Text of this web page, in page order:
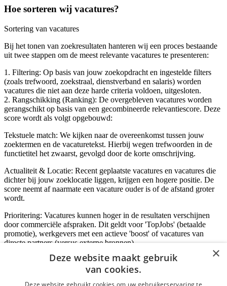
Hoe sorteren wij vacatures?
Sortering van vacatures
Bij het tonen van zoekresultaten hanteren wij een proces bestaande
uit twee stappen om de meest relevante vacatures te presenteren:
1. Filtering: Op basis van jouw zoekopdracht en ingestelde filters
(zoals trefwoord, zoekstraal, dienstverband en salaris) worden
vacatures die niet aan deze harde criteria voldoen, uitgesloten.
2. Rangschikking (Ranking): De overgebleven vacatures worden
gerangschikt op basis van een gecombineerde relevantiescore. Deze
score wordt als volgt opgebouwd:
Tekstuele match: We kijken naar de overeenkomst tussen jouw
zoektermen en de vacaturetekst. Hierbij wegen trefwoorden in de
functietitel het zwaarst, gevolgd door de korte omschrijving.
Actualiteit & Locatie: Recent geplaatste vacatures en vacatures die
dichter bij jouw zoeklocatie liggen, krijgen een hogere positie. De
score neemt af naarmate een vacature ouder is of de afstand groter
wordt.
Prioritering: Vacatures kunnen hoger in de resultaten verschijnen
door commerciële afspraken. Dit geldt voor 'TopJobs' (betaalde
promotie), werkgevers met een actieve 'boost' of vacatures van
directe partners (versus externe bronnen).
Inloggen als bedrijf
×
Deze website maakt gebruik
van cookies.
Deze website gebruikt cookies om uw gebruikerservaring te